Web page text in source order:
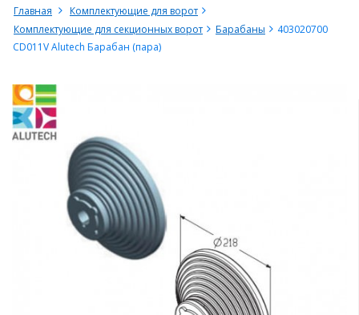
Главная
Комплектующие для ворот
Комплектующие для секционных ворот
Барабаны
403020700
CD011V Alutech Барабан (пара)